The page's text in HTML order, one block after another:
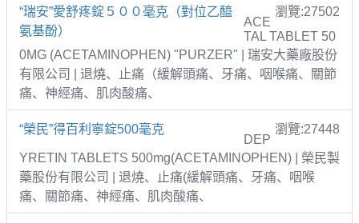
“瑞安”愛舒疼錠５００毫克（對位乙醯
氨基酚）
瀏覽:27502
ACE
TAL TABLET 50
0MG (ACETAMINOPHEN) "PURZER" | 瑞安大藥廠股份
有限公司 | 退燒、止痛（緩解頭痛、牙痛、咽喉痛、關節
痛、神經痛、肌肉酸痛、
“榮民”得百利寧錠500毫克 瀏覽:27448
DEP
YRETIN TABLETS 500mg(ACETAMINOPHEN) | 榮民製
藥股份有限公司 | 退燒、止痛(緩解頭痛、牙痛、咽喉
痛、關節痛、神經痛、肌肉酸痛、